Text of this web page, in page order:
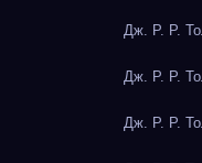
Дж. Р. Р.
Дж. Р. Р.
Дж. Р. Р.